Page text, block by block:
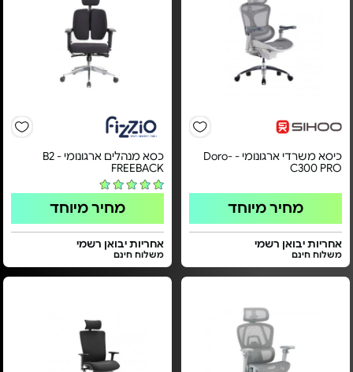
כיסא משרדי ארגונומי - Doro-
C300 PRO
מחיר מיוחד
אחריות יבואן רשמי
משלוח חינם
כסא מנהלים ארגונומי - B2
FREEBACK
מחיר מיוחד
אחריות יבואן רשמי
משלוח חינם